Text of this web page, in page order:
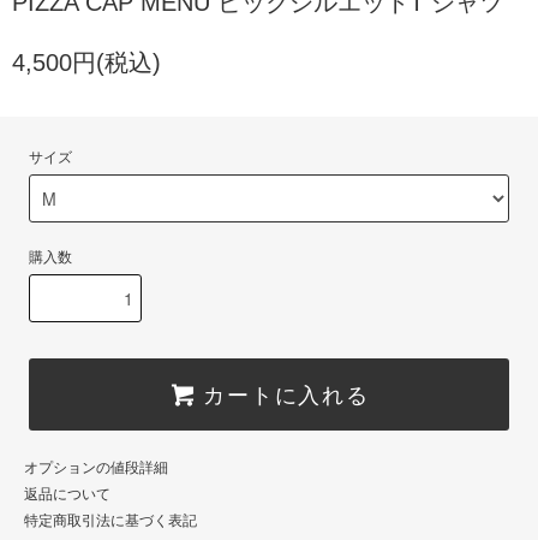
4,500円(税込)
サイズ
購入数
カートに入れる
オプションの値段詳細
返品について
特定商取引法に基づく表記